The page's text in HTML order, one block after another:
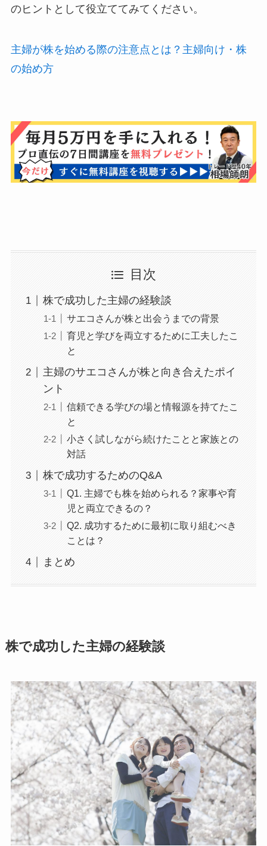
のヒントとして役立ててみてください。
主婦が株を始める際の注意点とは？主婦向け・株
の始め方
目次
株で成功した主婦の経験談
サエコさんが株と出会うまでの背景
育児と学びを両立するために工夫したこ
と
主婦のサエコさんが株と向き合えたポイ
ント
信頼できる学びの場と情報源を持てたこ
と
小さく試しながら続けたことと家族との
対話
株で成功するためのQ&A
Q1. 主婦でも株を始められる？家事や育
児と両立できるの？
Q2. 成功するために最初に取り組むべき
ことは？
まとめ
株で成功した主婦の経験談